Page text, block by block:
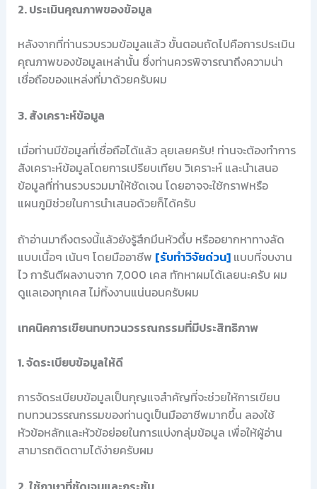
2. ประเมินคุณภาพของข้อมูล
หลังจากที่ท่านรวบรวมข้อมูลแล้ว ขั้นตอนถัดไปคือการประเมิน
คุณภาพของข้อมูลเหล่านั้น ซึ่งท่านควรพิจารณาถึงความน่า
เชื่อถือของแหล่งที่มาด้วยครับผม
3. สังเคราะห์ข้อมูล
เมื่อท่านมีข้อมูลที่เชื่อถือได้แล้ว ลุยเลยครับ! ท่านจะต้องทำการ
สังเคราะห์ข้อมูลโดยการเปรียบเทียบ วิเคราะห์ และนำเสนอ
ข้อมูลที่ท่านรวบรวมมาให้ชัดเจน โดยอาจจะใช้กราฟหรือ
แผนภูมิช่วยในการนำเสนอด้วยก็ได้ครับ
ถ้าอ่านมาถึงตรงนี้แล้วยังรู้สึกมึนหัวตึ้บ หรืออยากหาทางลัด
แบบเนื้อๆ เน้นๆ โดยมืออาชีพ [รับทำวิจัยด่วน]แบบที่จบงาน
ไว การันตีผลงานจาก 7,000 เคส ทักหาผมได้เลยนะครับ ผม
ดูแลเองทุกเคส ไม่ทิ้งงานแน่นอนครับผม
เทคนิคการเขียนทบทวนวรรณกรรมที่มีประสิทธิภาพ
1. จัดระเบียบข้อมูลให้ดี
การจัดระเบียบข้อมูลเป็นกุญแจสำคัญที่จะช่วยให้การเขียน
ทบทวนวรรณกรรมของท่านดูเป็นมืออาชีพมากขึ้น ลองใช้
หัวข้อหลักและหัวข้อย่อยในการแบ่งกลุ่มข้อมูล เพื่อให้ผู้อ่าน
สามารถติดตามได้ง่ายครับผม